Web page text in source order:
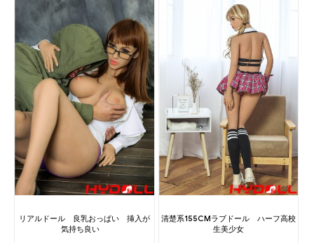
リアルドール 良乳おっぱい 挿入が
気持ち良い
清楚系155CMラブドール ハーフ高校
生美少女